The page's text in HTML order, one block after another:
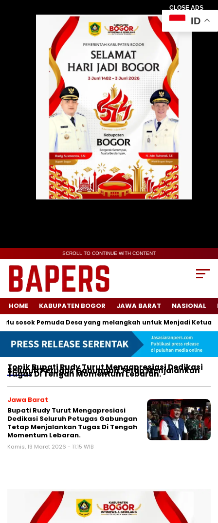
CLOSE ADS
SCROLL TO CONTINUE WITH CONTENT
HOME KABUPATEN BOGOR JAWA BARAT NASIONAL
sosok Pemuda Desa yang melangkah untuk Menjadi Ketua
TopikBupati Rudy Turut Mengapresiasi Dedikasi
Seluruh Petugas Gabungan Tetap Menjalankan
Tugas Di Tengah Momentum Lebaran.
Jawa Barat
Bupati Rudy Turut Mengapresiasi
Dedikasi Seluruh Petugas Gabungan
Tetap Menjalankan Tugas Di Tengah
Momentum Lebaran.
Kamis, 19 Maret 2026 - 11:15 WIB
ID